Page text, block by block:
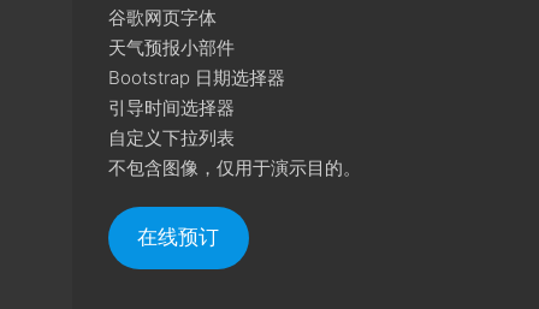
谷歌网页字体
天气预报小部件
Bootstrap 日期选择器
引导时间选择器
自定义下拉列表
不包含图像，仅用于演示目的。
在线预订